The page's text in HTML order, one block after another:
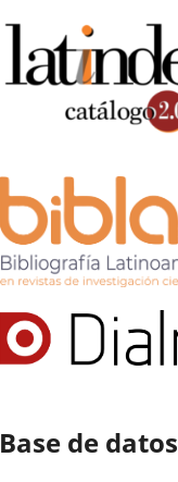
Base de datos